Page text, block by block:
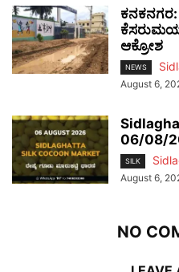
ಕನಕನಗರ:
ಆಕ್ರೋಶ
NEWS
August 6,
06/08/
SILK
August 6,
NO